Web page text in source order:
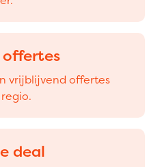
vrijblijvend offertes
deal